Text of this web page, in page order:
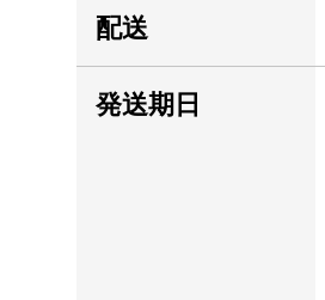
配送
発送期日